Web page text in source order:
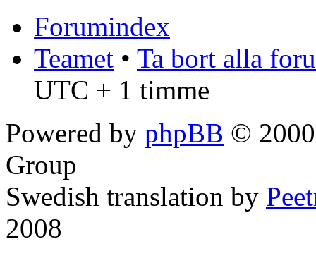
Forumindex
Teamet • Ta bort alla
UTC + 1 timme
Powered by phpBB ©
Group
Swedish translation by
2008